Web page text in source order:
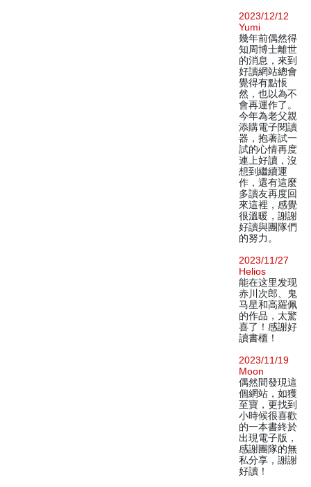
2023/12/12
Yumi
幾年前偶然得
知周博士離世
的消息，來到
好讀網站總會
覺得有點悵
然，也以為不
會再運作了。
今年為老父親
添購電子閱讀
器，抱著試一
試的心情再度
連上好讀，沒
想到繼續運
作，還有這麼
多讀友再度回
來這裡，感覺
很溫暖，謝謝
好讀與團隊們
的努力。
2023/11/27
Helios
能在这里发现
赤川次郎、鬼
马星和高羅佩
的作品，太驚
喜了！感謝好
讀書櫃！
2023/11/19
Moon
偶然間發現這
個網站，如獲
至寶，更找到
小時候很喜歡
的一本書終於
出現電子版，
感謝團隊的無
私分享，謝謝
好讀！